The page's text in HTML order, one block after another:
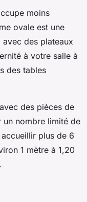
moins
ovale est une
des plateaux
à votre salle à
des tables
des pièces de
un nombre limité de
plus de 6
1 mètre à 1,20